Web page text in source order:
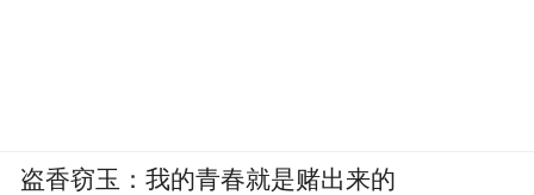
盗香窃玉：我的青春就是赌出来的